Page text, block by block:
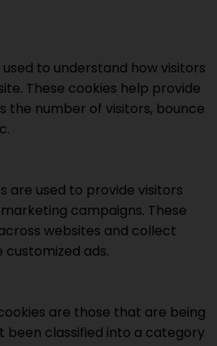
to understand how visitors
These cookies help provide
the number of visitors, bounce
are used to provide visitors
campaigns. These
websites and collect
ads.
are those that are being
been classified into a category